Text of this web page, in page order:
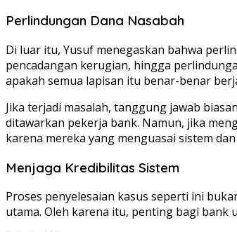
Perlindungan Dana Nasabah
Di luar itu, Yusuf menegaskan bahwa
pencadangan kerugian, hingga
apakah semua lapisan itu benar-benar
Jika terjadi masalah, tanggung jawab
ditawarkan pekerja bank. Namun, jika
karena mereka yang menguasai sistem
Menjaga Kredibilitas Sistem
Proses penyelesaian kasus seperti ini
utama. Oleh karena itu, penting bagi